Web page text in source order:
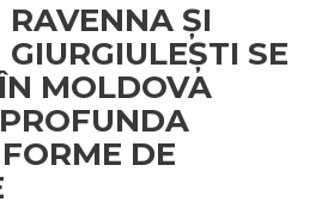
ȘI
SE
MOLDOVA
DE